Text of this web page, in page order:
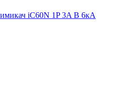
iC60N 1P 3A B 6кА